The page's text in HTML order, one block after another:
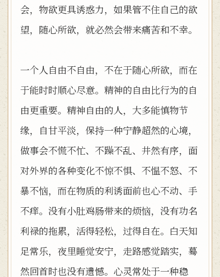
会，物欲更具诱惑力，如果管不住自己的欲
望，随心所欲，就必然会带来痛苦和不幸。
一个人自由不自由，不在于随心所欲，而在
于能时时顺心尽意。精神的自由比行为的自
由更重要。精神自由的人，大多能慎物节
缘，自甘平淡，保持一种宁静超然的心境，
做事会不慌不忙、不躁不乱、井然有序，面
对外界的各种变化不惊不惧、不愠不怒、不
暴不恼，而在物质的利诱面前也心不动、手
不痒。没有小肚鸡肠带来的烦恼，没有功名
利禄的拖累，活得轻松，过得自在。白天知
足常乐，夜里睡觉安宁，走路感觉踏实，蓦
然回首时也没有遗憾。心灵常处于一种稳